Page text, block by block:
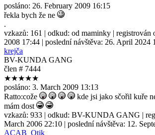
posláno: 26. February 2009 16:15
řekla bych že ne
.
vzkazů: 161 | odkud: od maminky | registrován
2008 17:44 | poslední návštěva: 26. April 2024
krejča
BV-KUNDA GANG
člen # 7444
★★★★★
posláno: 3. March 2009 13:13
Ratto:cože
kde jsi jako sčořil kuře
mám dost
vzkazů: 933 | odkud: BV-KUNDA GANG |
March 2006 22:10 | poslední návštěva: 12.
ACAB_Otik